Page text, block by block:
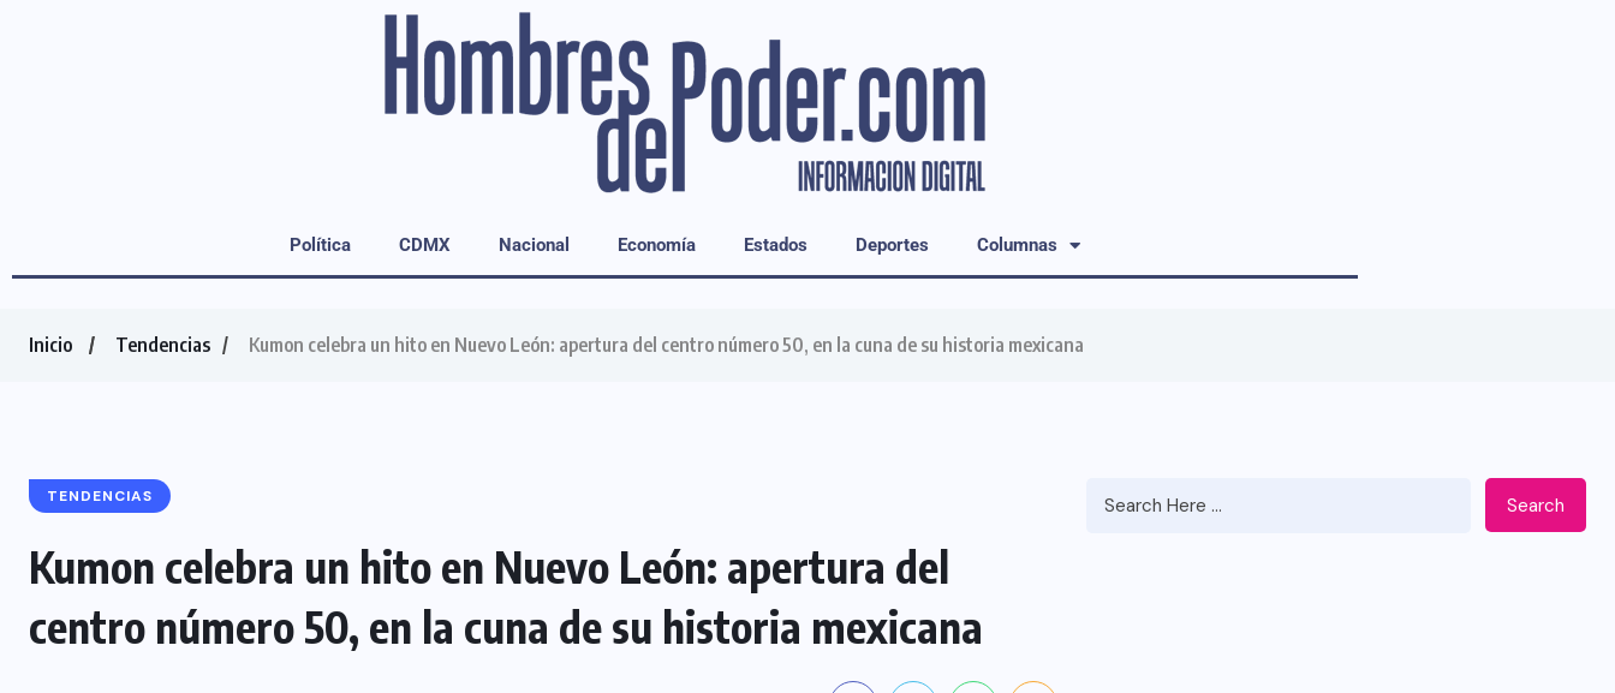
Política CDMX Nacional Economía Estados Deportes Columnas
Inicio Tendencias Kumon celebra un hito en Nuevo León: apertura del centro número 50, en la cuna de su historia mexicana
TENDENCIAS
Kumon celebra un hito en Nuevo León: apertura del
centro número 50, en la cuna de su historia mexicana
Search